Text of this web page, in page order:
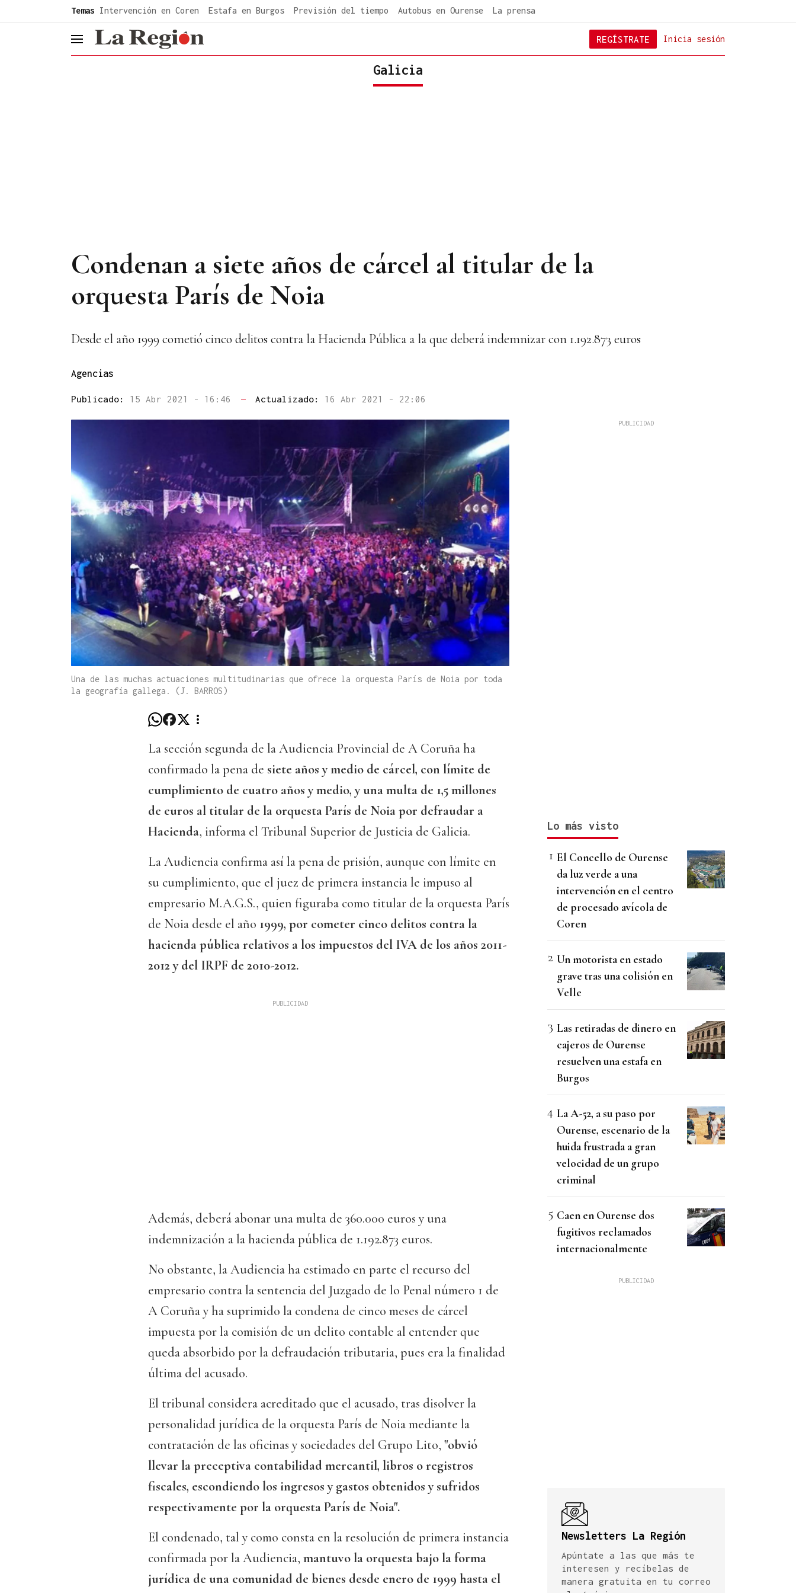
Temas Intervención en Coren Estafa en Burgos Previsión del tiempo Autobus en Ourense La prensa
header.menu.open Inicia sesión
REGÍSTRATE
Galicia
Condenan a siete años de cárcel al titular de la
orquesta París de Noia
Desde el año 1999 cometió cinco delitos contra la Hacienda Pública a la que deberá indemnizar con 1.192.873 euros
Agencias
Publicado: 15 Abr 2021 - 16:46 — Actualizado: 16 Abr 2021 - 22:06
Una de las muchas actuaciones multitudinarias que ofrece la orquesta París de Noia por toda
la geografía gallega. (J. BARROS)
La sección segunda de la Audiencia Provincial de A Coruña ha
confirmado la pena de siete años y medio de cárcel, con límite de
cumplimiento de cuatro años y medio, y una multa de 1,5 millones
de euros al titular de la orquesta París de Noia por defraudar a
Hacienda, informa el Tribunal Superior de Justicia de Galicia.
La Audiencia confirma así la pena de prisión, aunque con límite en
su cumplimiento, que el juez de primera instancia le impuso al
empresario M.A.G.S., quien figuraba como titular de la orquesta París
de Noia desde el año 1999, por cometer cinco delitos contra la
hacienda pública relativos a los impuestos del IVA de los años 2011-
2012 y del IRPF de 2010-2012.
Además, deberá abonar una multa de 360.000 euros y una
indemnización a la hacienda pública de 1.192.873 euros.
No obstante, la Audiencia ha estimado en parte el recurso del
empresario contra la sentencia del Juzgado de lo Penal número 1 de
A Coruña y ha suprimido la condena de cinco meses de cárcel
impuesta por la comisión de un delito contable al entender que
queda absorbido por la defraudación tributaria, pues era la finalidad
última del acusado.
El tribunal considera acreditado que el acusado, tras disolver la
personalidad jurídica de la orquesta París de Noia mediante la
contratación de las oficinas y sociedades del Grupo Lito, "obvió
llevar la preceptiva contabilidad mercantil, libros o registros
fiscales, escondiendo los ingresos y gastos obtenidos y sufridos
respectivamente por la orquesta París de Noia".
El condenado, tal y como consta en la resolución de primera instancia
confirmada por la Audiencia, mantuvo la orquesta bajo la forma
jurídica de una comunidad de bienes desde enero de 1999 hasta el
Lo más visto
El Concello de Ourense
da luz verde a una
intervención en el centro
de procesado avícola de
Coren
Un motorista en estado
grave tras una colisión en
Velle
Las retiradas de dinero en
cajeros de Ourense
resuelven una estafa en
Burgos
La A-52, a su paso por
Ourense, escenario de la
huida frustrada a gran
velocidad de un grupo
criminal
Caen en Ourense dos
fugitivos reclamados
internacionalmente
Newsletters La Región
Apúntate a las que más te
interesen y recíbelas de
manera gratuita en tu correo